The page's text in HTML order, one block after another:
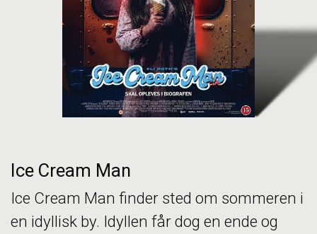
Ice Cream Man
Ice Cream Man finder sted om sommeren i
en idyllisk by. Idyllen får dog en ende og